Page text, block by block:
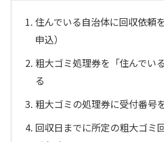
住んでいる自治体に回収依頼
申込）
粗大ゴミ処理券を「住んでい
る
粗大ゴミの処理券に受付番号
回収日までに所定の粗大ゴミ